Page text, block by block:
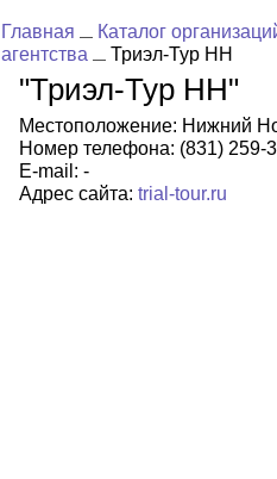
Главная
Каталог
агентства
Триэл-Тур НН
"Триэл-Тур НН"
Местоположение: Нижний
Номер телефона: (831) 259-
E-mail: -
Адрес сайта: trial-tour.ru